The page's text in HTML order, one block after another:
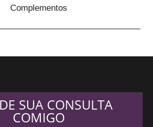
Complementos
SUA CONSULTA
COMIGO